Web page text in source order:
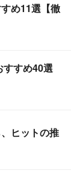
め11選【徹
すすめ40選
ヒットの推